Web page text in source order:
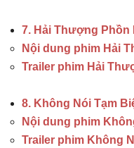
7. Hải Thượng Phồn
Nội dung phim Hải
Trailer phim Hải
8. Không Nói Tạm
Nội dung phim
Trailer phim Không